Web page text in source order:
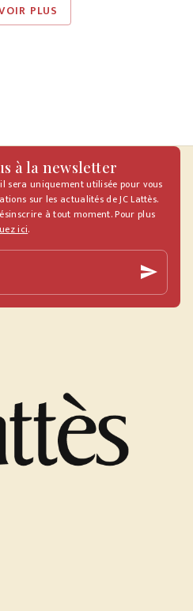
PLUS
à la newsletter
sera uniquement utilisée pour vous
sur les actualités de JC Lattès.
à tout moment. Pour plus
ici.
send